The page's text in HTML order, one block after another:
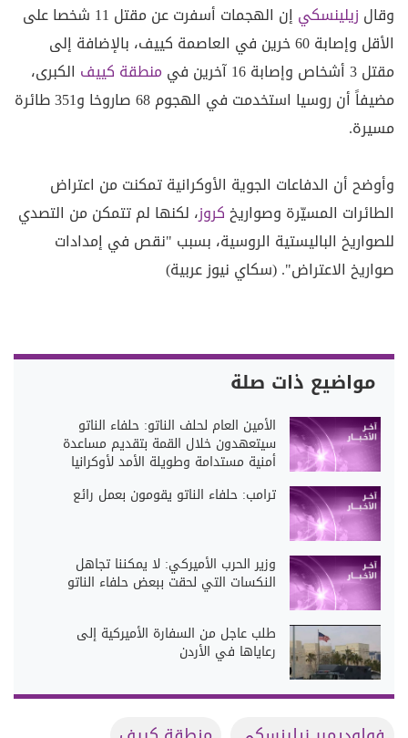
وقال زيلينسكي
إن الهجمات أسفرت عن مقتل 11 شخصا على
الأقل وإصابة 60 خرين في العاصمة كييف، بالإضافة إلى
مقتل 3 أشخاص وإصابة 16 آخرين في
منطقة كييف الكبرى،
مضيفاً أن روسيا استخدمت في الهجوم 68 صاروخا و351 طائرة
مسيرة.
وأوضح أن الدفاعات الجوية الأوكرانية تمكنت من اعتراض
الطائرات المسيّرة وصواريخكروز، لكنها لم تتمكن من التصدي
للصواريخ الباليستية الروسية، بسبب "نقص في إمدادات
صواريخ الاعتراض". (سكاي نيوز عربية)
مواضيع ذات صلة
الأمين العام لحلف الناتو: حلفاء الناتو
سيتعهدون خلال القمة بتقديم مساعدة
أمنية مستدامة وطويلة الأمد لأوكرانيا
ترامب: حلفاء الناتو يقومون بعمل رائع
وزير الحرب الأميركي: لا يمكننا تجاهل
النكسات التي لحقت ببعض حلفاء الناتو
طلب عاجل من السفارة الأميركية إلى
رعاياها في الأردن